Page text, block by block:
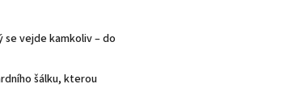
vejde kamkoliv – do
šálku, kterou